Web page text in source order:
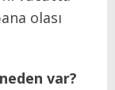
olası
var?